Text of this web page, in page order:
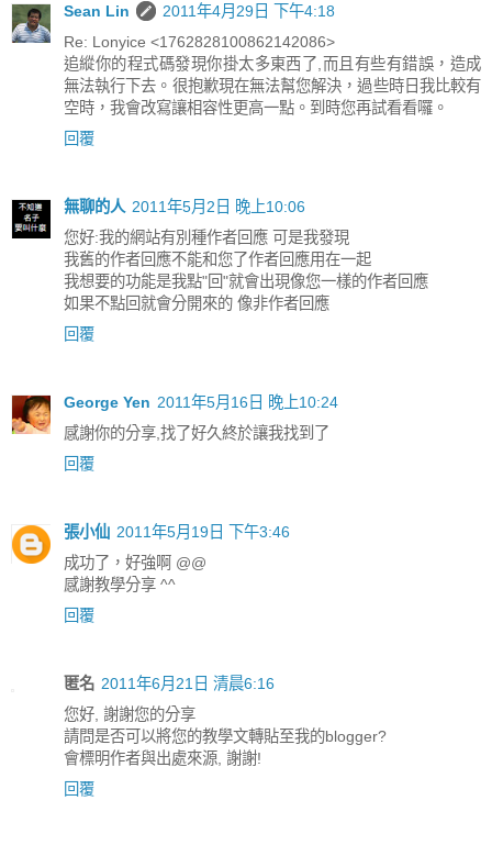
Sean Lin
2011年4月29日 下午4:18
Re: Lonyice <1762828100862142086>
追縱你的程式碼發現你掛太多東西了,而且有些有錯誤，造成
無法執行下去。很抱歉現在無法幫您解決，過些時日我比較有
空時，我會改寫讓相容性更高一點。到時您再試看看囉。
回覆
無聊的人 2011年5月2日 晚上10:06
您好:我的網站有別種作者回應 可是我發現
我舊的作者回應不能和您了作者回應用在一起
我想要的功能是我點"回"就會出現像您一樣的作者回應
如果不點回就會分開來的 像非作者回應
回覆
George Yen 2011年5月16日 晚上10:24
感謝你的分享,找了好久終於讓我找到了
回覆
張小仙 2011年5月19日 下午3:46
成功了，好強啊 @@
感謝教學分享 ^^
回覆
匿名 2011年6月21日 清晨6:16
您好, 謝謝您的分享
請問是否可以將您的教學文轉貼至我的blogger?
會標明作者與出處來源, 謝謝!
回覆